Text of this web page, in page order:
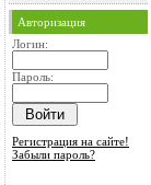
Авторизация
Логин:
Пароль:
Регистрация на сайте!
Забыли пароль?